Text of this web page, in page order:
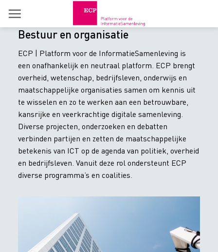
contentBestuur en organisatie
ECP | Platform voor de InformatieSamenleving is
een onafhankelijk en neutraal platform. ECP brengt
overheid, wetenschap, bedrijfsleven, onderwijs en
maatschappelijke organisaties samen om kennis uit
te wisselen en zo te werken aan een betrouwbare,
kansrijke en veerkrachtige digitale samenleving.
Diverse projecten, onderzoeken en debatten
verbinden partijen en zetten de maatschappelijke
betekenis van ICT op de agenda van politiek, overheid
en bedrijfsleven. Vanuit deze rol ondersteunt ECP
diverse programma’s en coalities.